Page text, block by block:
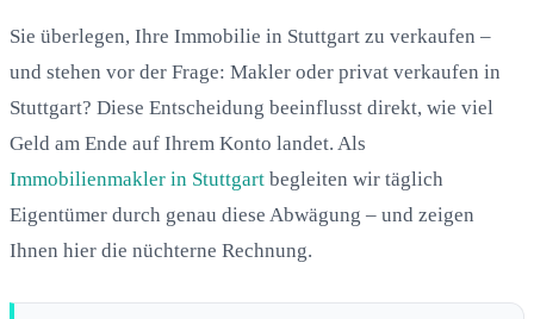
Sie überlegen, Ihre Immobilie in Stuttgart zu verkaufen –
und stehen vor der Frage: Makler oder privat verkaufen in
Stuttgart? Diese Entscheidung beeinflusst direkt, wie viel
Geld am Ende auf Ihrem Konto landet. Als
Immobilienmakler in Stuttgart begleiten wir täglich
Eigentümer durch genau diese Abwägung – und zeigen
Ihnen hier die nüchterne Rechnung.